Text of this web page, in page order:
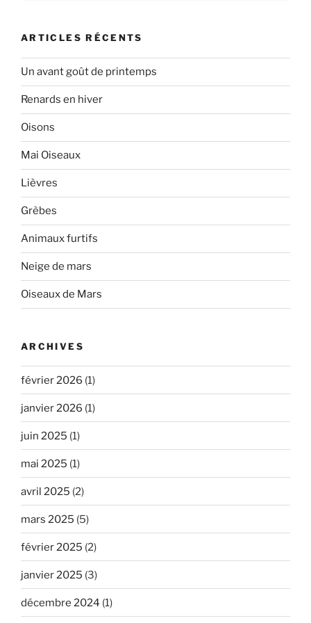
ARTICLES RÉCENTS
Un avant goût de printemps
Renards en hiver
Oisons
Mai Oiseaux
Lièvres
Grèbes
Animaux furtifs
Neige de mars
Oiseaux de Mars
ARCHIVES
février 2026 (1)
janvier 2026 (1)
juin 2025 (1)
mai 2025 (1)
avril 2025 (2)
mars 2025 (5)
février 2025 (2)
janvier 2025 (3)
décembre 2024 (1)